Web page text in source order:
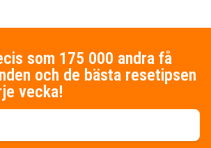
som 175 000 andra få
och de bästa resetipsen
vecka!